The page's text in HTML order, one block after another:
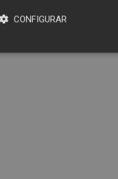
CONFIGURAR